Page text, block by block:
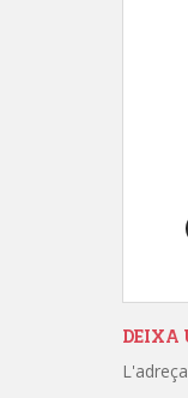
DEIXA